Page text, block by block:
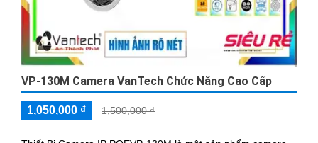
VP-130M Camera VanTech Chức Năng Cao Cấp
1,050,000 ₫ 1,500,000 ₫